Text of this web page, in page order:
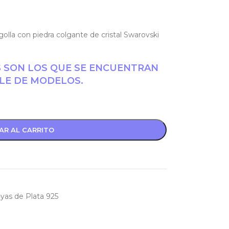
con piedra colgante de cristal Swarovski
LOS QUE SE ENCUENTRAN
DE MODELOS.
AL CARRITO
de Plata 925